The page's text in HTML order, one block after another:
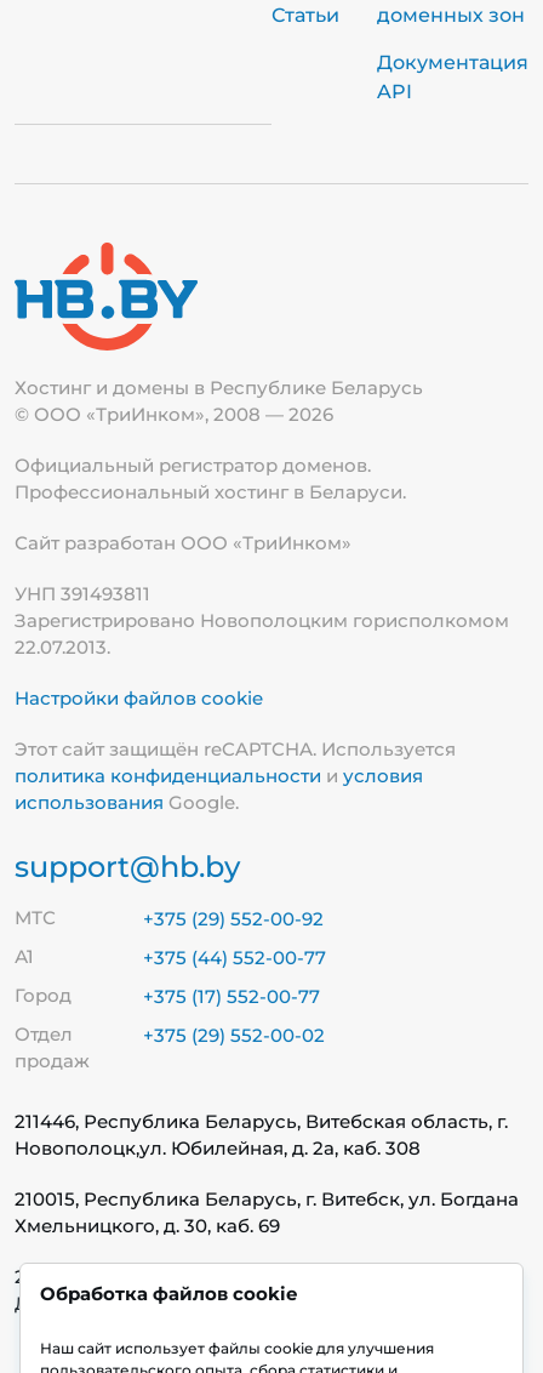
Статьи
доменных зон
Документация
API
Хостинг и домены в Республике Беларусь
© ООО «ТриИнком», 2008 — 2026
Официальный регистратор доменов.
Профессиональный хостинг в Беларуси.
Сайт разработан ООО «ТриИнком»
УНП 391493811
Зарегистрировано Новополоцким горисполкомом
22.07.2013.
Настройки файлов cookie
Этот сайт защищён reCAPTCHA. Используется
политика конфиденциальности и условия
использования Google.
support@hb.by
МТС
+375 (29) 552-00-92
А1
+375 (44) 552-00-77
Город
+375 (17) 552-00-77
Отдел
продаж
+375 (29) 552-00-02
211446, Республика Беларусь, Витебская область, г.
Новополоцк,ул. Юбилейная, д. 2а, каб. 308
210015, Республика Беларусь, г. Витебск, ул. Богдана
Хмельницкого, д. 30, каб. 69
220140, Республика Беларусь, г. Минск, ул.
Домбровская, д. 9, каб. 13.1.1
Обработка файлов cookie
Наш сайт использует файлы cookie для улучшения